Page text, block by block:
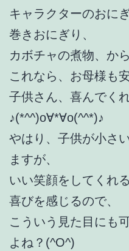
キャラクターのおに
巻きおにぎり、
カボチャの煮物、か
これなら、お母様も
子供さん、喜んでく
♪(*^^)o∀*∀o(^^*)♪
やはり、子供が小さ
ますが、
いい笑顔をしてくれ
喜びを感じるので、
こういう見た目にも
よね？(^O^)